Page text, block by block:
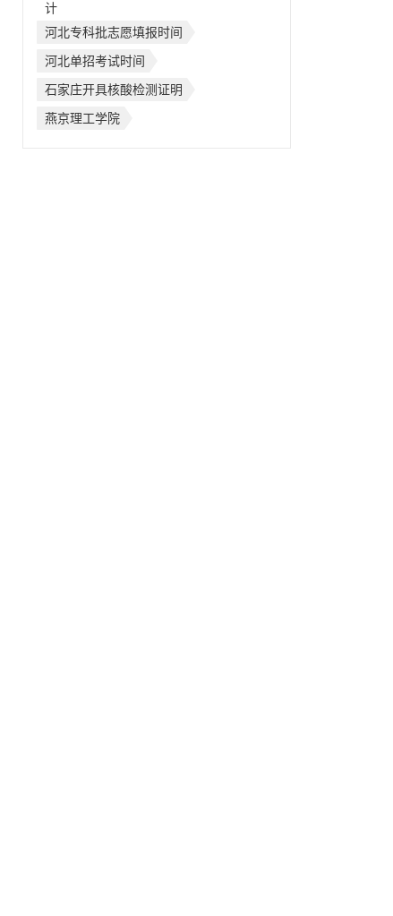
计
河北专科批志愿填报时间
河北单招考试时间
石家庄开具核酸检测证明
燕京理工学院